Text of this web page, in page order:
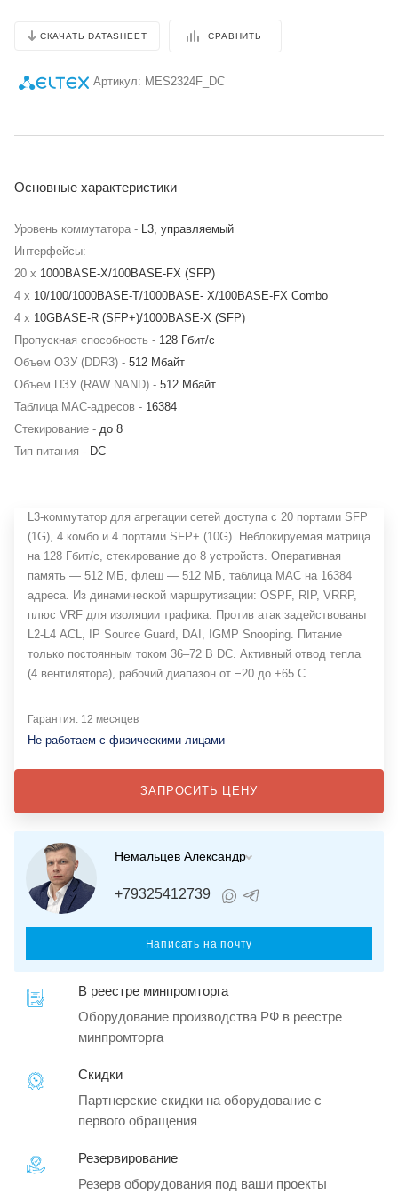
СКАЧАТЬ DATASHEET СРАВНИТЬ
Артикул: MES2324F_DC
Основные характеристики
Уровень коммутатора - L3, управляемый
Интерфейсы:
20 x 1000BASE-X/100BASE-FX (SFP)
4 x 10/100/1000BASE-T/1000BASE- X/100BASE-FX Combo
4 x 10GBASE-R (SFP+)/1000BASE-X (SFP)
Пропускная способность - 128 Гбит/с
Объем ОЗУ (DDR3) - 512 Мбайт
Объем ПЗУ (RAW NAND) - 512 Мбайт
Таблица MAC-адресов - 16384
Стекирование - до 8
Тип питания - DC
L3-коммутатор для агрегации сетей доступа с 20 портами SFP
(1G), 4 комбо и 4 портами SFP+ (10G). Неблокируемая матрица
на 128 Гбит/с, стекирование до 8 устройств. Оперативная
память — 512 МБ, флеш — 512 МБ, таблица MAC на 16384
адреса. Из динамической маршрутизации: OSPF, RIP, VRRP,
плюс VRF для изоляции трафика. Против атак задействованы
L2-L4 ACL, IP Source Guard, DAI, IGMP Snooping. Питание
только постоянным током 36–72 В DC. Активный отвод тепла
(4 вентилятора), рабочий диапазон от −20 до +65 C.
Гарантия: 12 месяцев
Не работаем с физическими лицами
ЗАПРОСИТЬ ЦЕНУ
Немальцев Александр
+79325412739
Написать на почту
В реестре минпромторга
Оборудование производства РФ в реестре
минпромторга
Скидки
Партнерские скидки на оборудование с
первого обращения
Резервирование
Резерв оборудования под ваши проекты